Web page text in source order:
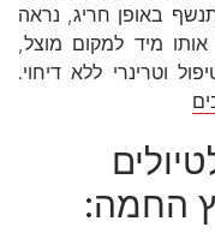
באופן חריג, נראה
מיד למקום מוצל,
וטרינרי ללא דיחוי.
החמה: